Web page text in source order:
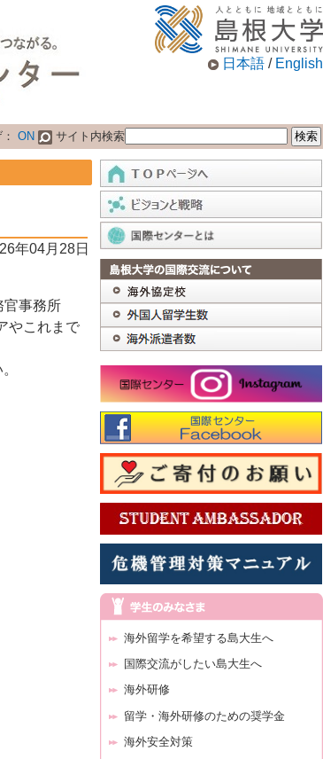
日本語 / English
ON サイト内検索
年04月28日
官事務所
やこれまで
海外留学を希望する島大生へ
国際交流がしたい島大生へ
海外研修
留学・海外研修のための奨学金
海外安全対策